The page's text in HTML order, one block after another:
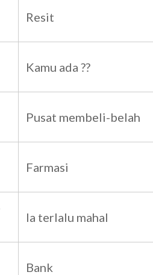
Resit
Kamu ada ??
Pusat membeli-belah
Farmasi
Ia terlalu mahal
Bank